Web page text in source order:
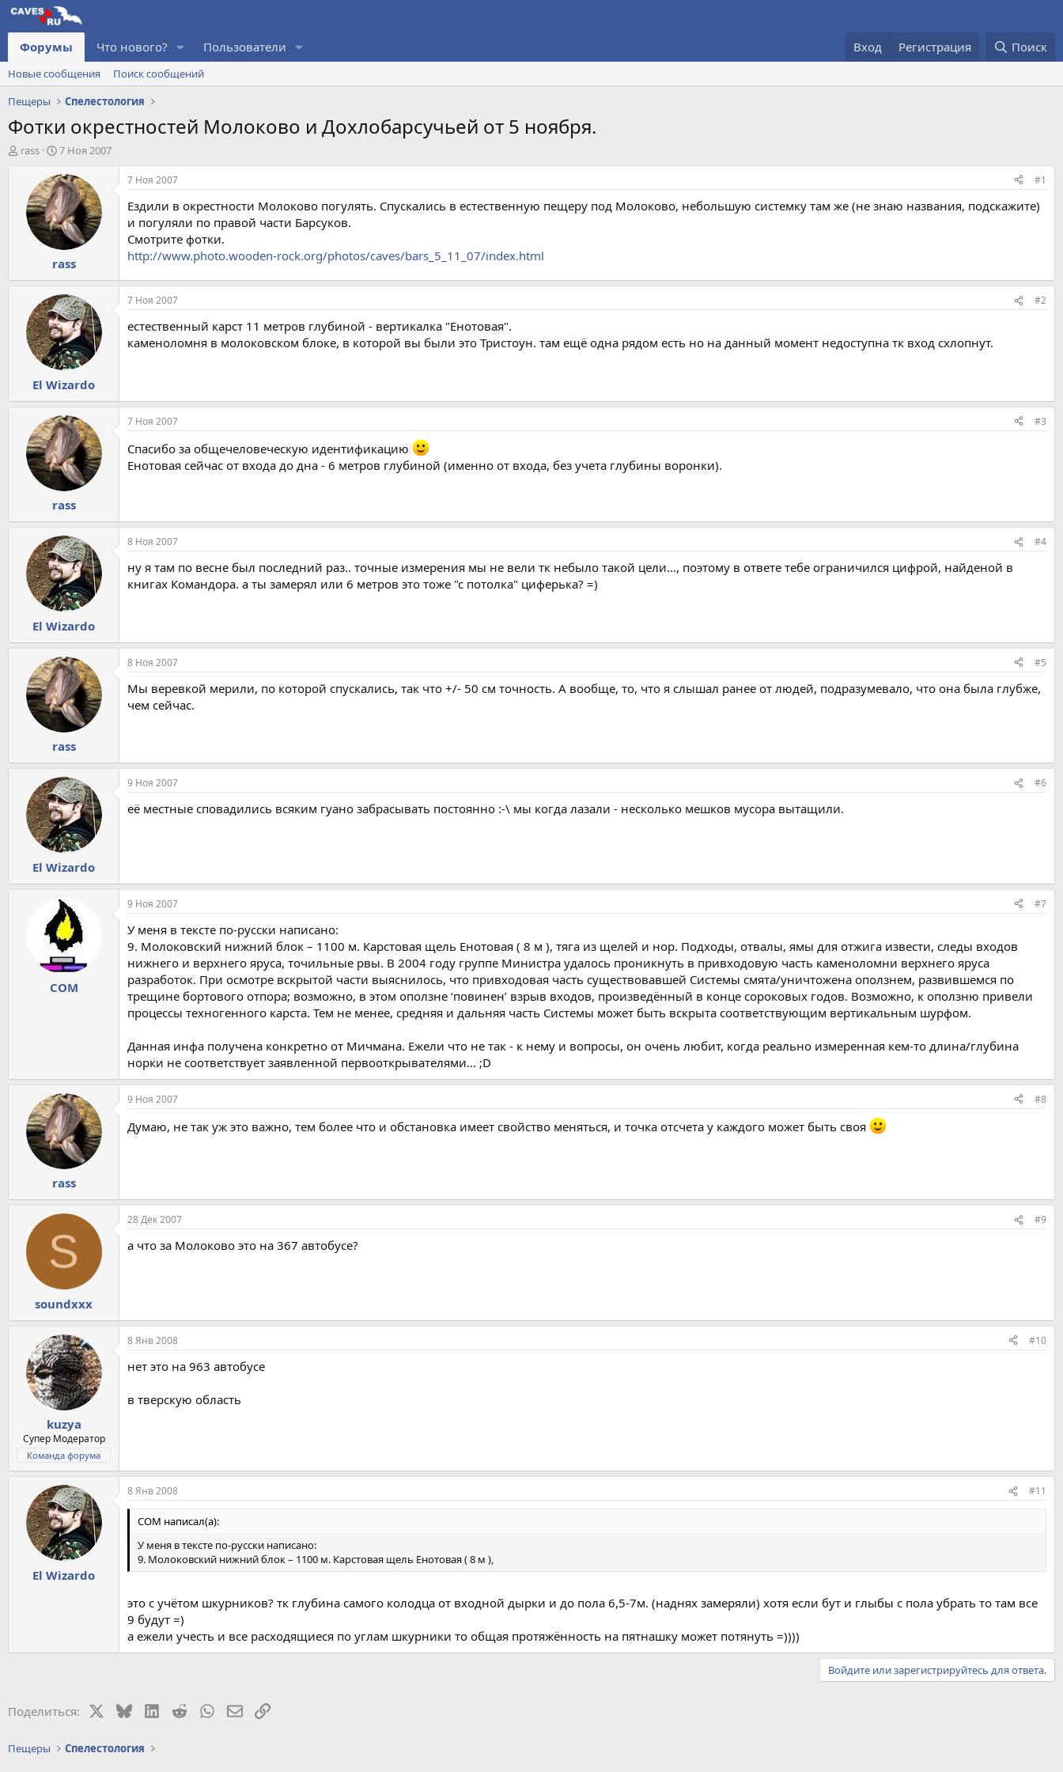
Форумы Что нового? Пользователи Вход Регистрация Поиск
Новые сообщения
Поиск сообщений
Пещеры
Спелестология
Фотки окрестностей Молоково и Дохлобарсучьей от 5 ноября.
А
rass
Д
т
а
н
а
ч
а
л
а
7 Ноя 2007
rass
7 Ноя 2007 #1
Ездили в окрестности Молоково погулять. Спускались в естественную пещеру под Молоково, небольшую системку там же (не знаю названия, подскажите)
и погуляли по правой части Барсуков.
Смотрите фотки.
http://www.photo.wooden-rock.org/photos/caves/bars_5_11_07/index.html
El Wizardo
7 Ноя 2007 #2
естественный карст 11 метров глубиной - вертикалка "Енотовая".
каменоломня в молоковском блоке, в которой вы были это Тристоун. там ещё одна рядом есть но на данный момент недоступна тк вход схлопнут.
rass
7 Ноя 2007 #3
Спасибо за общечеловеческую идентификацию
Енотовая сейчас от входа до дна - 6 метров глубиной (именно от входа, без учета глубины воронки).
El Wizardo
8 Ноя 2007 #4
ну я там по весне был последний раз.. точные измерения мы не вели тк небыло такой цели..., поэтому в ответе тебе ограничился цифрой, найденой в
книгах Командора. а ты замерял или 6 метров это тоже "с потолка" циферька? =)
rass
8 Ноя 2007 #5
Мы веревкой мерили, по которой спускались, так что +/- 50 см точность. А вообще, то, что я слышал ранее от людей, подразумевало, что она была глубже,
чем сейчас.
El Wizardo
9 Ноя 2007 #6
её местные сповадились всяким гуано забрасывать постоянно :-\ мы когда лазали - несколько мешков мусора вытащили.
COM
9 Ноя 2007 #7
У меня в тексте по-русски написано:
9. Молоковский нижний блок – 1100 м. Карстовая щель Енотовая ( 8 м ), тяга из щелей и нор. Подходы, отвалы, ямы для отжига извести, следы входов
нижнего и верхнего яруса, точильные рвы. В 2004 году группе Министра удалось проникнуть в привходовую часть каменоломни верхнего яруса
разработок. При осмотре вскрытой части выяснилось, что привходовая часть существовавшей Системы смята/уничтожена оползнем, развившемся по
трещине бортового отпора; возможно, в этом оползне ‘повинен’ взрыв входов, произведённый в конце сороковых годов. Возможно, к оползню привели
процессы техногенного карста. Тем не менее, средняя и дальняя часть Системы может быть вскрыта соответствующим вертикальным шурфом.
Данная инфа получена конкретно от Мичмана. Ежели что не так - к нему и вопросы, он очень любит, когда реально измеренная кем-то длина/глубина
норки не соответствует заявленной первооткрывателями... ;D
rass
9 Ноя 2007 #8
Думаю, не так уж это важно, тем более что и обстановка имеет свойство меняться, и точка отсчета у каждого может быть своя
S
soundxxx
28 Дек 2007 #9
а что за Молоково это на 367 автобусе?
kuzya
Супер Модератор
Команда форума
8 Янв 2008 #10
нет это на 963 автобусе
в тверскую область
El Wizardo
8 Янв 2008 #11
COM написал(а):
У меня в тексте по-русски написано:
9. Молоковский нижний блок – 1100 м. Карстовая щель Енотовая ( 8 м ),
это с учётом шкурников? тк глубина самого колодца от входной дырки и до пола 6,5-7м. (наднях замеряли) хотя если бут и глыбы с пола убрать то там все
9 будут =)
а ежели учесть и все расходящиеся по углам шкурники то общая протяжённость на пятнашку может потянуть =))))
Войдите или зарегистрируйтесь для ответа.
Поделиться: BlueskyLinkedIn
Reddit WhatsApp
Электронная почта
Ссылка
Пещеры Спелестология